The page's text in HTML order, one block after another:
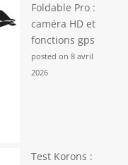
Foldable Pro :
caméra HD et
fonctions gps
posted on 8 avril
2026
Test Korons :